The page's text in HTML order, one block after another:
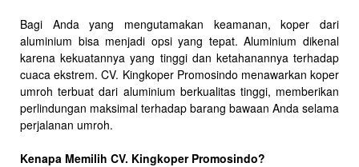
Bagi Anda yang mengutamakan keamanan, koper dari
aluminium bisa menjadi opsi yang tepat. Aluminium dikenal
karena kekuatannya yang tinggi dan ketahanannya terhadap
cuaca ekstrem. CV. Kingkoper Promosindo menawarkan koper
umroh terbuat dari aluminium berkualitas tinggi, memberikan
perlindungan maksimal terhadap barang bawaan Anda selama
perjalanan umroh.
Kenapa Memilih CV. Kingkoper Promosindo?